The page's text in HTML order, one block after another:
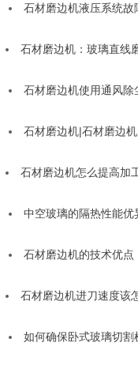
石材磨边机液压系统故
石材磨边机：玻璃直线
石材磨边机使用通风除
石材磨边机|石材磨边
石材磨边机怎么提高加
中空玻璃的隔热性能优
石材磨边机的技术优点
石材磨边机进刀速度该
如何确保卧式玻璃切割